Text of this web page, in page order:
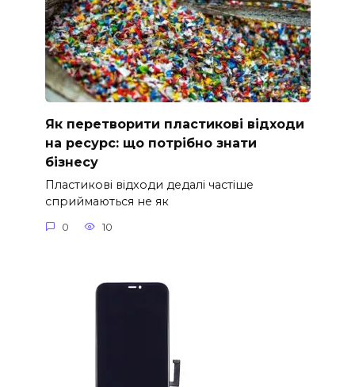
Як перетворити пластикові відходи
на ресурс: що потрібно знати
бізнесу
Пластикові відходи дедалі частіше
сприймаються не як
0 10